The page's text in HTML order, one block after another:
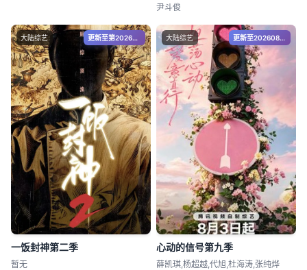
尹斗俊
大陆综艺 更新至第20260806期
一饭封神第二季
暂无
大陆综艺 更新至20260806期
心动的信号第九季
薛凯琪,杨超越,代旭,杜海涛,张纯烨